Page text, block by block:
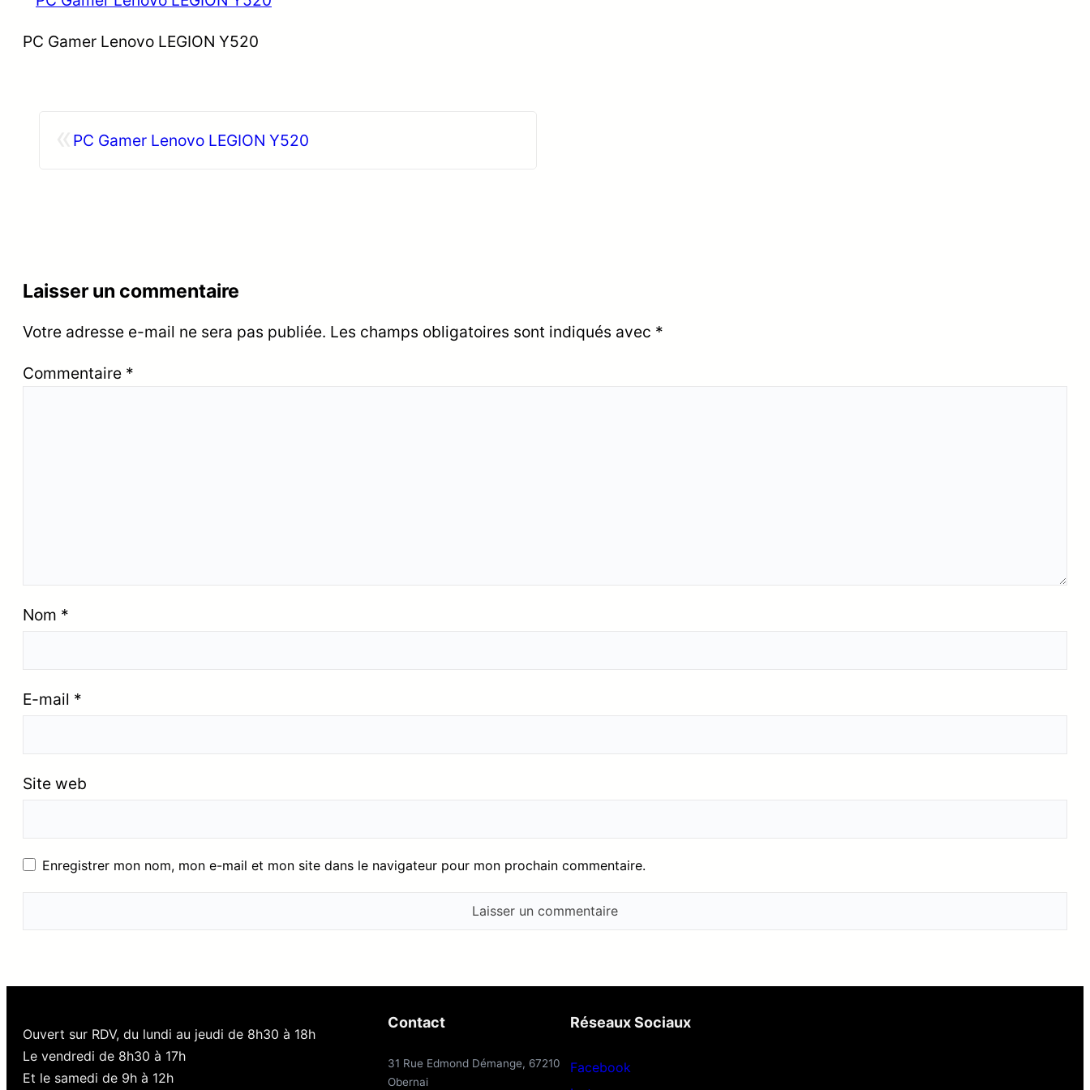
PC Gamer Lenovo LEGION Y520
PC Gamer Lenovo LEGION Y520
Laisser un commentaire
Votre adresse e-mail ne sera pas publiée. Les champs obligatoires sont indiqués avec *
Commentaire *
Nom *
E-mail *
Site web
Enregistrer mon nom, mon e-mail et mon site dans le navigateur pour mon prochain commentaire.
Ouvert sur RDV, du lundi au jeudi de 8h30 à 18h
Le vendredi de 8h30 à 17h
Et le samedi de 9h à 12h
Contact
31 Rue Edmond Démange, 67210
Obernai
Réseaux Sociaux
Facebook